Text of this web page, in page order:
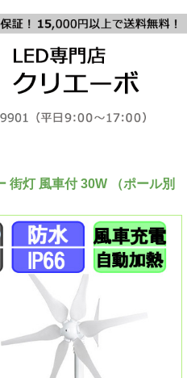
街灯 風車付 30W （ポール別